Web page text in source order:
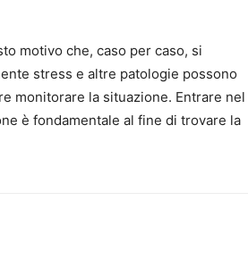
motivo che, caso per caso, si
stress e altre patologie possono
monitorare la situazione. Entrare nel
è fondamentale al fine di trovare la